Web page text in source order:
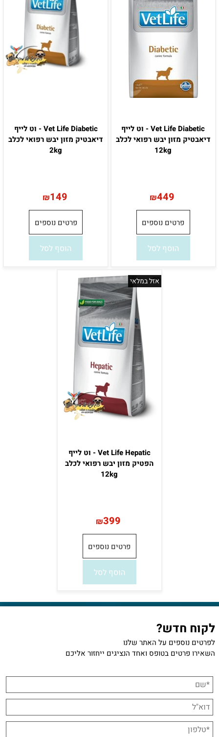
Vet Life Diabetic - וט לייף
דיאבטיק מזון יבש רפואי לכלב
12kg
₪449
פרטים נוספים
הוסף לסל
Vet Life Diabetic - וט לייף
דיאבטיק מזון יבש רפואי לכלב
2kg
₪149
פרטים נוספים
הוסף לסל
אזל במלאי
Vet Life Hepatic - וט לייף
הפטיק מזון יבש רפואי לכלב
12kg
₪399
פרטים נוספים
הוסף לסל
לקוח חדש?
לפרטים נוספים על האתר שלנו
השאירו פרטים בטופס ואחד הנציגים ייחזור אליכם